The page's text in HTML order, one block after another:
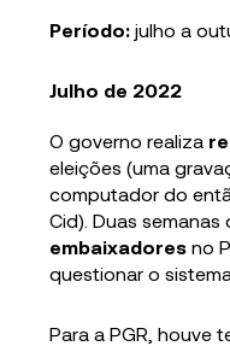
Período:julho a
Julho de 2022
O governo realiza
eleições (uma
computador do
Cid). Duas
embaixadores no
questionar o
Para a PGR, houve